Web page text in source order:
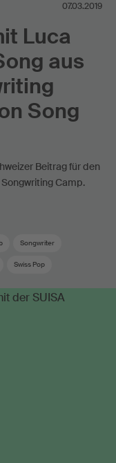
07.03.2019
Luca
aus
Song
Beitrag für den
Camp.
Songwriter
Swiss Pop